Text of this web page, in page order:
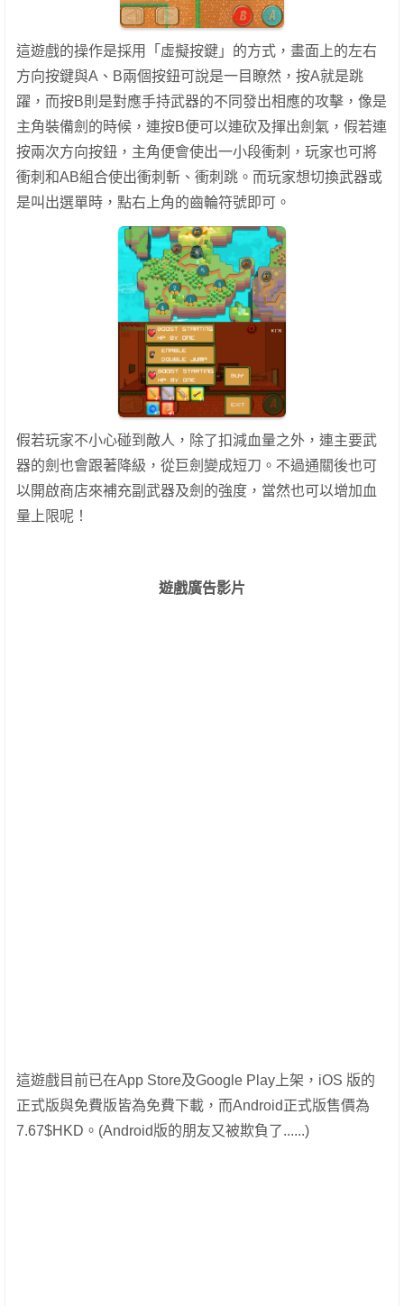
這遊戲的操作是採用「虛擬按鍵」的方式，畫面上的左右
方向按鍵與A、B兩個按鈕可說是一目瞭然，按A就是跳
躍，而按B則是對應手持武器的不同發出相應的攻擊，像是
主角裝備劍的時候，連按B便可以連砍及揮出劍氣，假若連
按兩次方向按鈕，主角便會使出一小段衝刺，玩家也可將
衝刺和AB組合使出衝刺斬、衝刺跳。而玩家想切換武器或
是叫出選單時，點右上角的齒輪符號即可。
假若玩家不小心碰到敵人，除了扣減血量之外，連主要武
器的劍也會跟著降級，從巨劍變成短刀。不過通關後也可
以開啟商店來補充副武器及劍的強度，當然也可以增加血
量上限呢！
遊戲廣告影片
這遊戲目前已在App Store及Google Play上架，iOS 版的
正式版與免費版皆為免費下載，而Android正式版售價為
7.67$HKD。(Android版的朋友又被欺負了......)